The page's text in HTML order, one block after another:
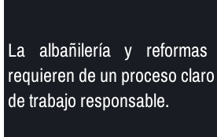
La albañilerí­a y
requieren de un proceso
de trabajo responsable.